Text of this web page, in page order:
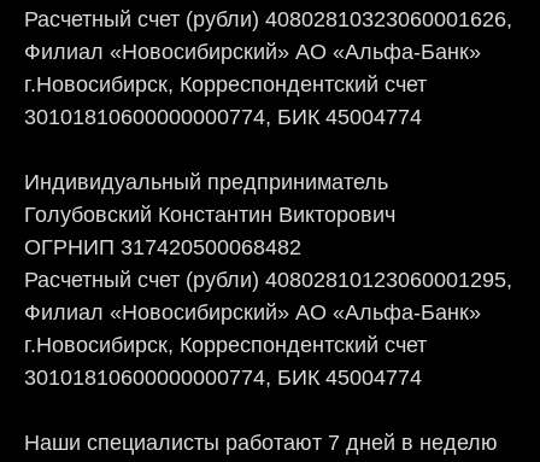
Расчетный счет (рубли) 40802810323060001626,
Филиал «Новосибирский» АО «Альфа-Банк»
г.Новосибирск, Корреспондентский счет
30101810600000000774, БИК 45004774
Индивидуальный предприниматель
Голубовский Константин Викторович
ОГРНИП 317420500068482
Расчетный счет (рубли) 40802810123060001295,
Филиал «Новосибирский» АО «Альфа-Банк»
г.Новосибирск, Корреспондентский счет
30101810600000000774, БИК 45004774
Наши специалисты работают 7 дней в неделю